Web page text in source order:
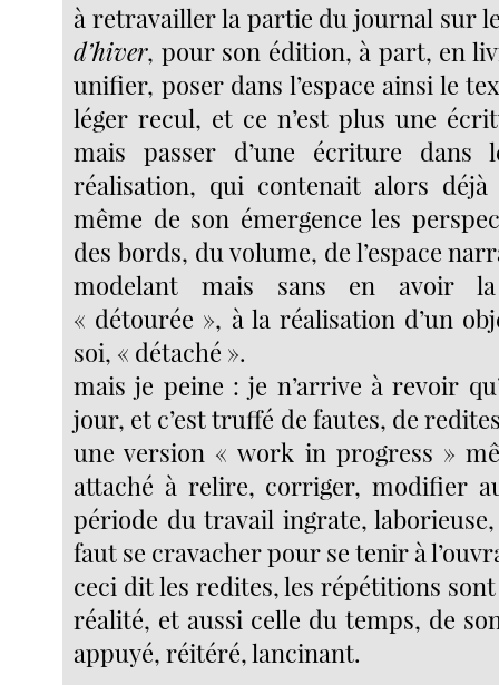
à retravailler la partie du journal sur
d’hiver, pour son édition, à part, en
unifier, poser dans l’espace ainsi le
léger recul, et ce n’est plus une
mais passer d’une écriture dans
réalisation, qui contenait alors
même de son émergence les
des bords, du volume, de l’espace
modelant mais sans en avoir
« détourée », à la réalisation d’un
soi, « détaché ».
mais je peine : je n’arrive à revoir
jour, et c’est truffé de fautes, de
une version « work in progress »
attaché à relire, corriger, modifier
période du travail ingrate,
faut se cravacher pour se tenir à
ceci dit les redites, les répétitions sont
réalité, et aussi celle du temps, de
appuyé, réitéré, lancinant.